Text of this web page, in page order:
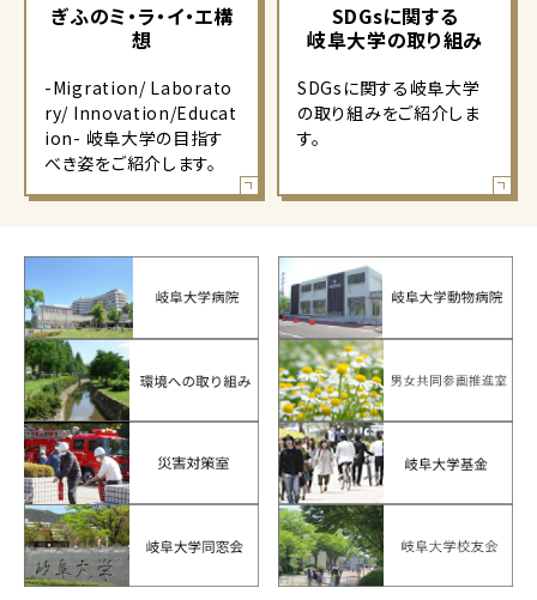
ぎふのミ・ラ・イ・エ構
想
-Migration/ Laborato
ry/ Innovation/Educat
ion- 岐阜大学の目指す
べき姿をご紹介します。
SDGsに関する
岐阜大学の取り組み
SDGsに関する岐阜大学
の取り組みをご紹介しま
す。